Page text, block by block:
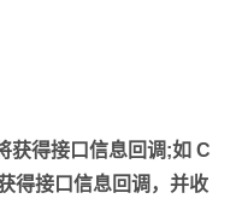
获得接口信息回调;如 C
得接口信息回调，并收